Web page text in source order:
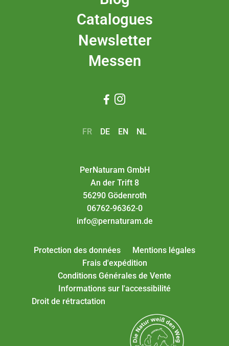
Catalogues
Newsletter
Messen
 
FR DE EN NL
PerNaturam GmbH
An der Trift 8
56290 Gödenroth
06762-96362-0
info@pernaturam.de
Protection des données
Mentions légales
Frais d'expédition
Conditions Générales de Vente
Informations sur l'accessibilité
Droit de rétractation